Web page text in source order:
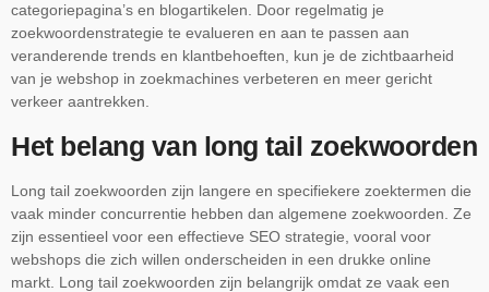
categoriepagina’s en blogartikelen. Door regelmatig je
zoekwoordenstrategie te evalueren en aan te passen aan
veranderende trends en klantbehoeften, kun je de zichtbaarheid
van je webshop in zoekmachines verbeteren en meer gericht
verkeer aantrekken.
Het belang van long tail zoekwoorden
Long tail zoekwoorden zijn langere en specifiekere zoektermen die
vaak minder concurrentie hebben dan algemene zoekwoorden. Ze
zijn essentieel voor een effectieve SEO strategie, vooral voor
webshops die zich willen onderscheiden in een drukke online
markt. Long tail zoekwoorden zijn belangrijk omdat ze vaak een